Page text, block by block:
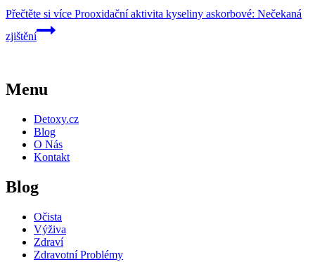
Přečtěte si více Prooxidační aktivita kyseliny askorbové: Nečekaná
zjištění
Menu
Detoxy.cz
Blog
O Nás
Kontakt
Blog
Očista
Výživa
Zdraví
Zdravotní Problémy